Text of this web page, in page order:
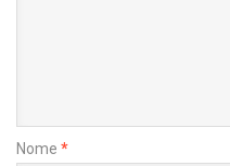
Nome *